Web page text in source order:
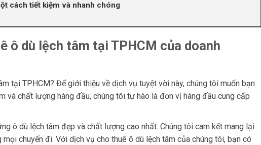
cách tiết kiệm và nhanh chóng
ô dù lệch tâm tại TPHCM của doanh
tại TPHCM? Để giới thiệu về dịch vụ tuyệt vời này, chúng tôi muốn bạn
và chất lượng hàng đầu, chúng tôi tự hào là đơn vị hàng đầu cung cấp
ô dù lệch tâm đẹp và chất lượng cao nhất. Chúng tôi cam kết mang lại
chuyến đi. Với dịch vụ cho thuê ô dù lệch tâm của chúng tôi, bạn có